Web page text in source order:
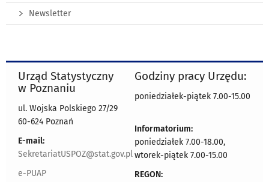
Newsletter
Urząd Statystyczny
w Poznaniu
ul. Wojska Polskiego 27/29
60-624 Poznań
E-mail:
SekretariatUSPOZ@stat.gov.pl
e-PUAP
Godziny pracy Urzędu:
poniedziałek-piątek 7.00-15.00
Informatorium:
poniedziałek 7.00-18.00,
wtorek-piątek 7.00-15.00
REGON: